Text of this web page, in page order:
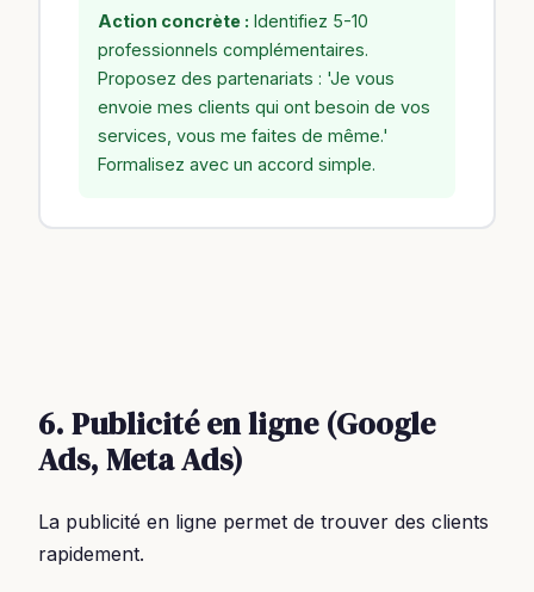
Action concrète : Identifiez 5-10
professionnels complémentaires.
Proposez des partenariats : 'Je vous
envoie mes clients qui ont besoin de vos
services, vous me faites de même.'
Formalisez avec un accord simple.
6. Publicité en ligne (Google
Ads, Meta Ads)
La publicité en ligne permet de trouver des clients
rapidement.